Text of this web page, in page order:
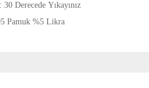
Derecede Yıkayınız
Pamuk %5 Likra